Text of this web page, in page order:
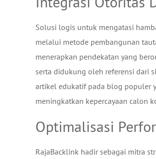
Solusi logis untuk mengatasi
melalui metode pembangunan
menerapkan pendekatan yang
serta didukung oleh referensi dari
artikel edukatif pada blog populer
meningkatkan kepercayaan calon
Optimalisasi
RajaBacklink hadir sebagai mitra